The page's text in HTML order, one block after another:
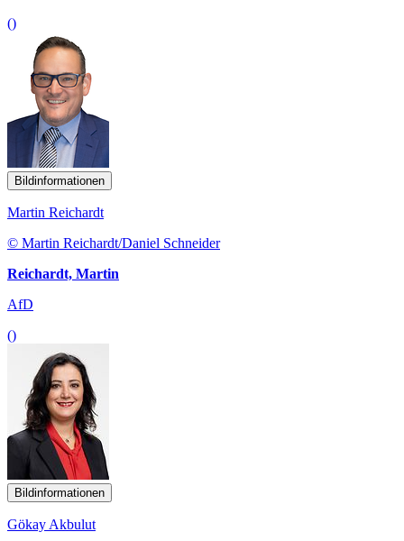
()
Bildinformationen
Martin Reichardt
© Martin Reichardt/Daniel Schneider
Reichardt, Martin
AfD
()
Bildinformationen
Gökay Akbulut